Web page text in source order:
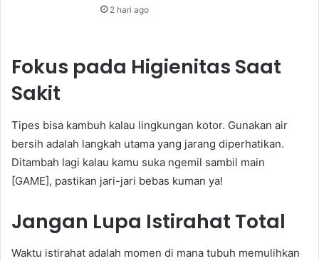
2 hari ago
Fokus pada Higienitas Saat
Sakit
Tipes bisa kambuh kalau lingkungan kotor. Gunakan air
bersih adalah langkah utama yang jarang diperhatikan.
Ditambah lagi kalau kamu suka ngemil sambil main
[GAME], pastikan jari-jari bebas kuman ya!
Jangan Lupa Istirahat Total
Waktu istirahat adalah momen di mana tubuh memulihkan